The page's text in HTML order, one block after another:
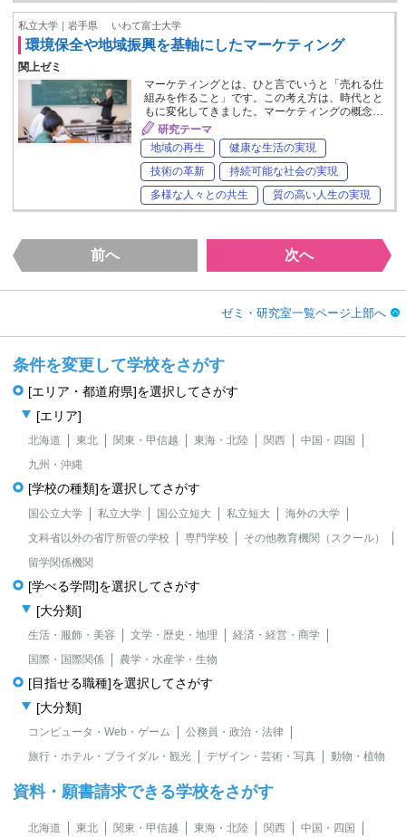
私立大学｜岩手県 いわて富士大学
環境保全や地域振興を基軸にしたマーケティング
関上ゼミ
マーケティングとは、ひと言でいうと「売れる仕
組みを作ること」です。この考え方は、時代とと
もに変化してきました。マーケティングの概念…
研究テーマ
地域の再生
健康な生活の実現
技術の革新
持続可能な社会の実現
多様な人々との共生
質の高い人生の実現
前へ 次へ
ゼミ・研究室一覧ページ上部へ
条件を変更して学校をさがす
[エリア・都道府県]を選択してさがす
[エリア]
北海道 東北 関東・甲信越 東海・北陸 関西
中国・四国
九州・沖縄
[学校の種類]を選択してさがす
国公立大学 私立大学 国公立短大 私立短大
海外の大学
文科省以外の省庁所管の学校
専門学校
その他教育機関（スクール）
留学関係機関
[学べる学問]を選択してさがす
[大分類]
生活・服飾・美容 文学・歴史・地理
経済・経営・商学
国際・国際関係
農学・水産学・生物
[目指せる職種]を選択してさがす
[大分類]
コンピュータ・Web・ゲーム
公務員・政治・法律
旅行・ホテル・ブライダル・観光
デザイン・芸術・写真 動物・植物
資料・願書請求できる学校をさがす
北海道 東北 関東・甲信越 東海・北陸 関西 中国・四国